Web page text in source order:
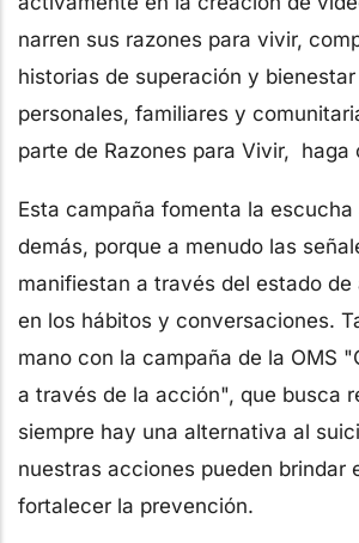
narren sus razones para vivir,
historias de superación y
personales, familiares y
parte de Razones para Vivir, haga
Esta campaña fomenta la
demás, porque a menudo las
manifiestan a través del estado de
en los hábitos y conversaciones.
mano con la campaña de la OMS
a través de la acción", que busca
siempre hay una alternativa al
nuestras acciones pueden brindar
fortalecer la prevención.